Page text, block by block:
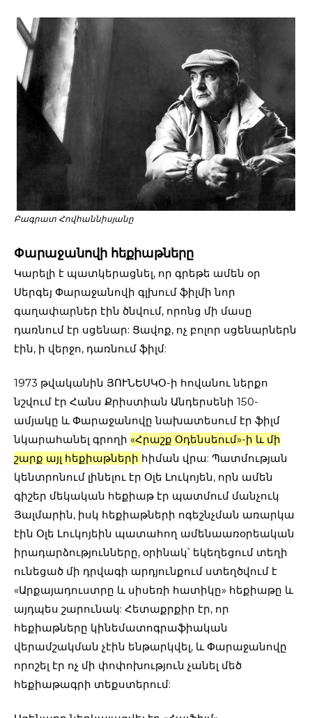
Բագրատ Հովհաննիսյանը
Փարաջանովի հեքիաթները
Կարելի է պատկերացնել, որ գրեթե ամեն օր
Սերգեյ Փարաջանովի գլխում ֆիլմի նոր
գաղափարներ էին ծնվում, որոնց մի մասը
դառնում էր սցենար: Ցավոք, ոչ բոլոր սցենարներն
էին, ի վերջո, դառնում ֆիլմ:
1973 թվականին ՅՈՒՆԵՍԿՕ-ի հովանու ներքո
նշվում էր Հանս Քրիստիան Անդերսենի 150-
ամյակը և Փարաջանովը նախատեսում էր ֆիլմ
նկարահանել գրողի «Հրաշք Օդենսեում»-ի և մի
շարք այլ հեքիաթների հիման վրա: Պատմության
կենտրոնում լինելու էր Օլե Լուկոյեն, որն ամեն
գիշեր մեկական հեքիաթ էր պատմում մանչուկ
Յալմարին, իսկ հեքիաթների ոգեշնչման առարկա
էին Օլե Լուկոյեին պատահող ամենաառօրեական
իրադարձությունները, օրինակ՝ եկեղեցում տեղի
ունեցած մի դրվագի արդյունքում ստեղծվում է
«Արքայադուստրը և սիսեռի հատիկը» հեքիաթը և
այդպես շարունակ: Հետաքրքիր էր, որ
հեքիաթները կինեմատոգրաֆիական
վերամշակման չէին ենթարկվել, և Փարաջանովը
որոշել էր ոչ մի փոփոխություն չանել մեծ
հեքիաթագրի տեքստերում: